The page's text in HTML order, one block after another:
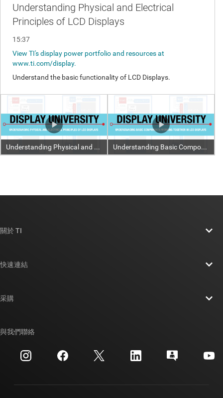
關於 TI
投資人關系
製造
快速連結
交互參考搜索
客戶支援中心
采購
訂購 FAQ
與我們聯絡